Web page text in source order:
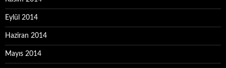
Eylül 2014
Haziran 2014
Mayıs 2014